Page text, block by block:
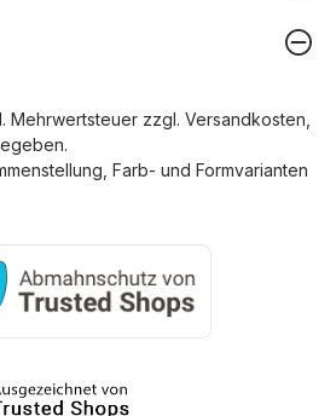
Mehrwertsteuer zzgl. Versandkosten
Farb- und Formvarianten